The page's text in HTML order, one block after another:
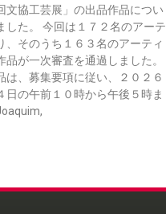
文協工芸展」の出品作品につい
した。 今回は１７２名のアーテ
、そのうち１６３名のアーティ
が一次審査を通過しました。
は、募集要項に従い、２０２６
日の午前１０時から午後５時ま